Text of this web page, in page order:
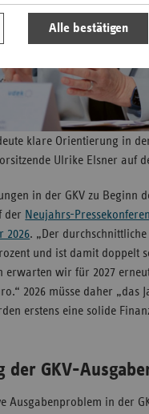
Alle bestätigen
klare Orientierung in
Ulrike Elsner auf
in der GKV zu Beginn
der Neujahrs-
2026. „Der
und ist damit doppelt
erwarten wir für 2027
2026 müsse daher „das
erstens eine solide
der GKV-
Ausgabenproblem in der